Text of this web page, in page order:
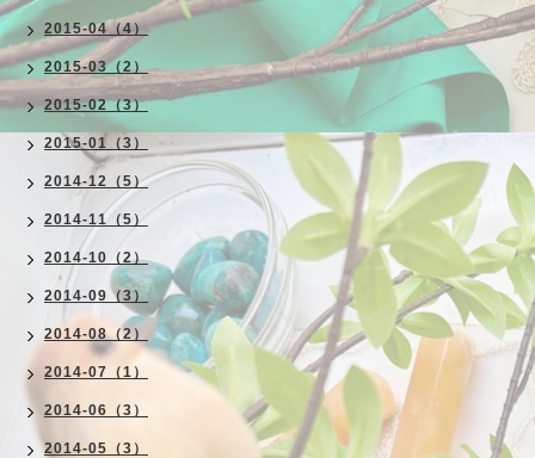
2015-04（4）
2015-03（2）
2015-02（3）
2015-01（3）
2014-12（5）
2014-11（5）
2014-10（2）
2014-09（3）
2014-08（2）
2014-07（1）
2014-06（3）
2014-05（3）